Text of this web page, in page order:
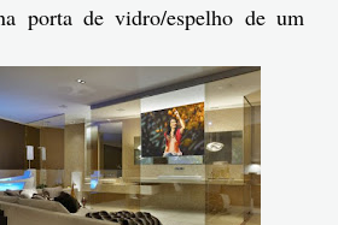
porta de vidro/espelho de um